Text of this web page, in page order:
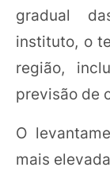
gradual
instituto, o
região,
previsão de
O
mais